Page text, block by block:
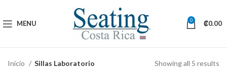
MENU 0 ₡0.00
Inicio Sillas Laboratorio Showing all 5 results